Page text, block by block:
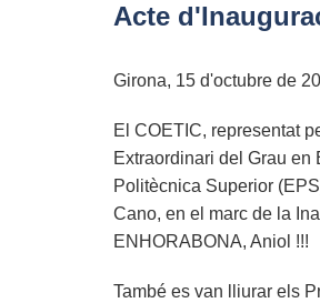
desitja
tingueu
molt
bon
Nadal
Acte
Girona, 15 d'octubre de
El COETIC, representat
Extraordinari del Grau
Politècnica Superior
Cano, en el marc de la
ENHORABONA, Aniol !!!
També es van lliurar els